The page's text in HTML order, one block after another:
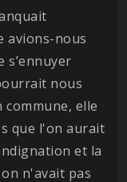
avions-nous
s’ennuyer
nous
elle
que l'on aurait
et la
n'avait pas